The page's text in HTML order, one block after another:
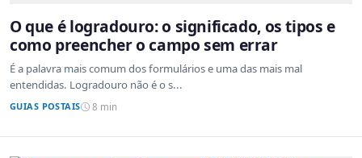
O que é logradouro: o significado, os tipos e
como preencher o campo sem errar
É a palavra mais comum dos formulários e uma das mais mal
entendidas. Logradouro não é o s...
GUIAS POSTAIS 8 min